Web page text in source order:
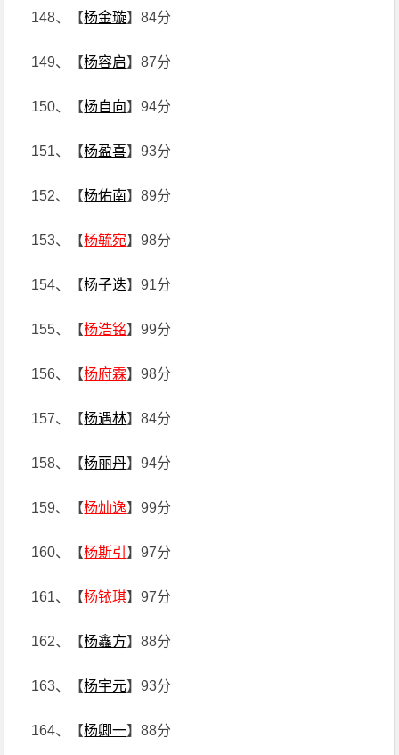
148、【杨金璇】84分
149、【杨容启】87分
150、【杨自向】94分
151、【杨盈喜】93分
152、【杨佑南】89分
153、【杨毓宛】98分
154、【杨子迭】91分
155、【杨浩铭】99分
156、【杨府霖】98分
157、【杨遇林】84分
158、【杨丽丹】94分
159、【杨灿逸】99分
160、【杨斯引 】97分
161、【杨铱琪】97分
162、【杨鑫方】88分
163、【杨宇元】93分
164、【杨卿一】88分